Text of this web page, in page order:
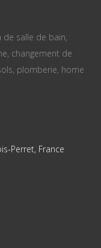
salle de bain,
changement de
plomberie, home
Perret, France